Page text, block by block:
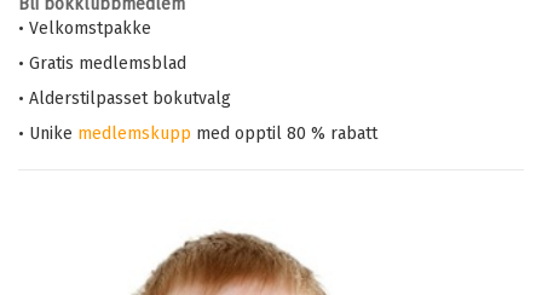
Bli bokklubbmedlem
• Velkomstpakke
• Gratis medlemsblad
• Alderstilpasset bokutvalg
• Unike medlemskupp med opptil 80 % rabatt